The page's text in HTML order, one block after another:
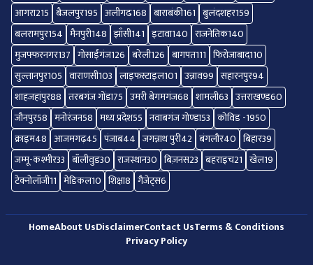
आगरा215 बैजलपुर195 अलीगढ168 बाराबंकी161 बुलंदशहर159
बलरामपुर154 मैनपुरी148 झाँसी141 इटावा140 राजनेतिक140
मुजफ्फरनगर137 गोसाईंगंज126 बरेली126 बागपत111 फिरोजाबाद110
सुल्तानपुर105 वाराणसी103 लाइफस्टाइल101 उन्नाव99 सहारनपुर94
शाहजहांपुर88 तरबगंज गोंडा75 उमरी बेगमगंज68 शामली63 उत्तराखण्ड60
जौनपुर58 मनोरंजन58 मध्य प्रदेश55 नवाबगंज गोण्डा53 कोविड -1950
क्राइम48 आजमगढ़45 पंजाब44 जगन्नाथ पुरी42 बंगलौर40 बिहार39
जम्मू-कश्मीर33 बॉलीवुड30 राजस्थान30 बिज़नस23 बहराइच21 खेल19
टेक्नोलॉजी11 मेडिकल10 शिक्षा8 गैजेट्स6
HomeAbout UsDisclaimerContact UsTerms & Conditions
Privacy Policy